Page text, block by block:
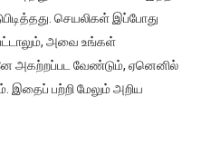
செயலிகள் இப்போது
அவை உங்கள்
அகற்றப்பட வேண்டும், ஏனெனில்
பற்றி மேலும் அறிய